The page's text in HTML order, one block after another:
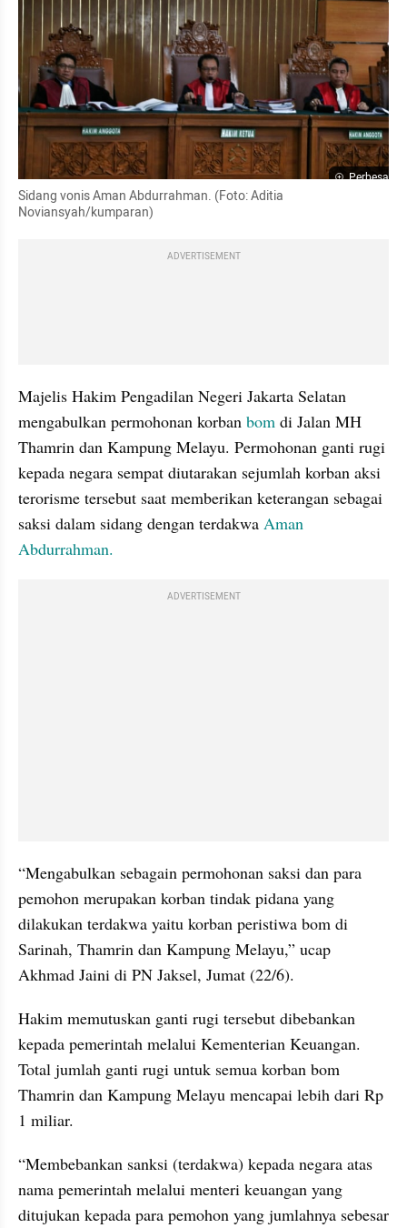
Perbesar
Sidang vonis Aman Abdurrahman. (Foto: Aditia
Noviansyah/kumparan)
ADVERTISEMENT
Majelis Hakim Pengadilan Negeri Jakarta Selatan
mengabulkan permohonan korban bom di Jalan MH
Thamrin dan Kampung Melayu. Permohonan ganti rugi
kepada negara sempat diutarakan sejumlah korban aksi
terorisme tersebut saat memberikan keterangan sebagai
saksi dalam sidang dengan terdakwa Aman
Abdurrahman.
ADVERTISEMENT
“Mengabulkan sebagain permohonan saksi dan para
pemohon merupakan korban tindak pidana yang
dilakukan terdakwa yaitu korban peristiwa bom di
Sarinah, Thamrin dan Kampung Melayu,” ucap
Akhmad Jaini di PN Jaksel, Jumat (22/6).
Hakim memutuskan ganti rugi tersebut dibebankan
kepada pemerintah melalui Kementerian Keuangan.
Total jumlah ganti rugi untuk semua korban bom
Thamrin dan Kampung Melayu mencapai lebih dari Rp
1 miliar.
“Membebankan sanksi (terdakwa) kepada negara atas
nama pemerintah melalui menteri keuangan yang
ditujukan kepada para pemohon yang jumlahnya sebesar